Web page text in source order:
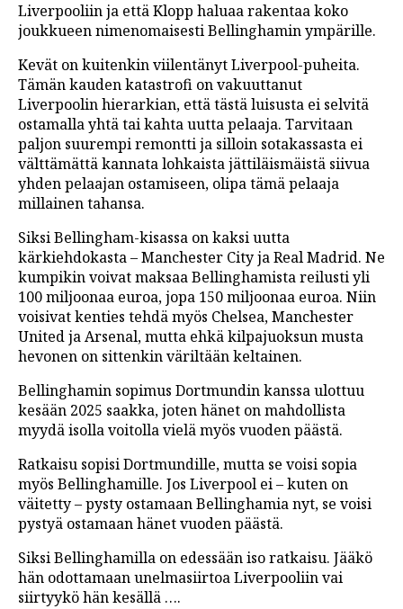
Liverpooliin ja että Klopp haluaa rakentaa koko
joukkueen nimenomaisesti Bellinghamin ympärille.
Kevät on kuitenkin viilentänyt Liverpool-puheita.
Tämän kauden katastrofi on vakuuttanut
Liverpoolin hierarkian, että tästä luisusta ei selvitä
ostamalla yhtä tai kahta uutta pelaaja. Tarvitaan
paljon suurempi remontti ja silloin sotakassasta ei
välttämättä kannata lohkaista jättiläismäistä siivua
yhden pelaajan ostamiseen, olipa tämä pelaaja
millainen tahansa.
Siksi Bellingham-kisassa on kaksi uutta
kärkiehdokasta – Manchester City ja Real Madrid. Ne
kumpikin voivat maksaa Bellinghamista reilusti yli
100 miljoonaa euroa, jopa 150 miljoonaa euroa. Niin
voisivat kenties tehdä myös Chelsea, Manchester
United ja Arsenal, mutta ehkä kilpajuoksun musta
hevonen on sittenkin väriltään keltainen.
Bellinghamin sopimus Dortmundin kanssa ulottuu
kesään 2025 saakka, joten hänet on mahdollista
myydä isolla voitolla vielä myös vuoden päästä.
Ratkaisu sopisi Dortmundille, mutta se voisi sopia
myös Bellinghamille. Jos Liverpool ei – kuten on
väitetty – pysty ostamaan Bellinghamia nyt, se voisi
pystyä ostamaan hänet vuoden päästä.
Siksi Bellinghamilla on edessään iso ratkaisu. Jääkö
hän odottamaan unelmasiirtoa Liverpooliin vai
siirtyykö hän kesällä ….